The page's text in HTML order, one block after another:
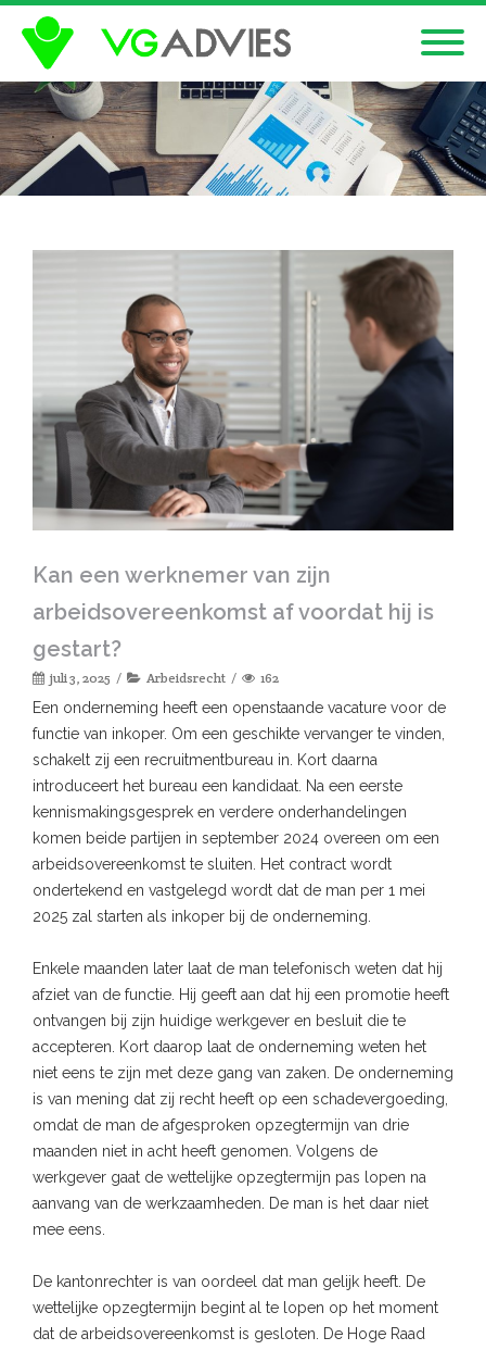
Kan een werknemer van zijn
arbeidsovereenkomst af voordat hij is
gestart?
juli 3, 2025 Arbeidsrecht 162
Een onderneming heeft een openstaande vacature voor de
functie van inkoper. Om een geschikte vervanger te vinden,
schakelt zij een recruitmentbureau in. Kort daarna
introduceert het bureau een kandidaat. Na een eerste
kennismakingsgesprek en verdere onderhandelingen
komen beide partijen in september 2024 overeen om een
arbeidsovereenkomst te sluiten. Het contract wordt
ondertekend en vastgelegd wordt dat de man per 1 mei
2025 zal starten als inkoper bij de onderneming.
Enkele maanden later laat de man telefonisch weten dat hij
afziet van de functie. Hij geeft aan dat hij een promotie heeft
ontvangen bij zijn huidige werkgever en besluit die te
accepteren. Kort daarop laat de onderneming weten het
niet eens te zijn met deze gang van zaken. De onderneming
is van mening dat zij recht heeft op een schadevergoeding,
omdat de man de afgesproken opzegtermijn van drie
maanden niet in acht heeft genomen. Volgens de
werkgever gaat de wettelijke opzegtermijn pas lopen na
aanvang van de werkzaamheden. De man is het daar niet
mee eens.
De kantonrechter is van oordeel dat man gelijk heeft. De
wettelijke opzegtermijn begint al te lopen op het moment
dat de arbeidsovereenkomst is gesloten. De Hoge Raad